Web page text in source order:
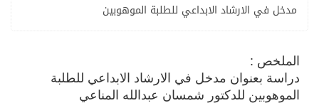
مدخل في الارشاد الابداعي للطلبة الموهوبين
الملخص :
دراسة بعنوان مدخل في الارشاد الابداعي للطلبة
الموهوبين للدكتور شمسان عبدالله المناعي